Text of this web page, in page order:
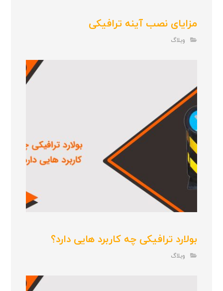
مزایای نصب آینه ترافیکی
وبلاگ
بولارد ترافیکی چه کاربرد هایی دارد؟
وبلاگ